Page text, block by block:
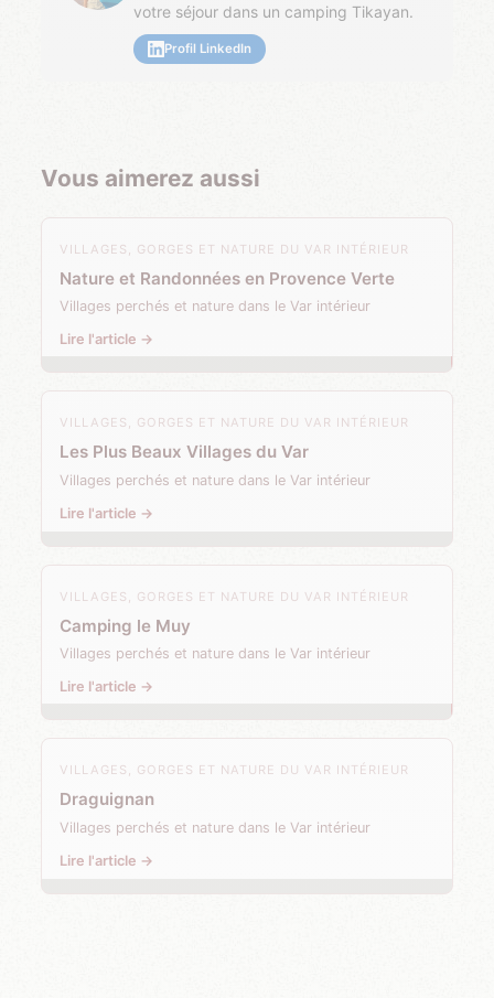
votre séjour dans un camping Tikayan.
Profil LinkedIn
Vous aimerez aussi
VILLAGES, GORGES ET NATURE DU VAR INTÉRIEUR
Nature et Randonnées en Provence Verte
Villages perchés et nature dans le Var intérieur
Lire l'article →
VILLAGES, GORGES ET NATURE DU VAR INTÉRIEUR
Les Plus Beaux Villages du Var
Villages perchés et nature dans le Var intérieur
Lire l'article →
VILLAGES, GORGES ET NATURE DU VAR INTÉRIEUR
Camping le Muy
Villages perchés et nature dans le Var intérieur
Lire l'article →
VILLAGES, GORGES ET NATURE DU VAR INTÉRIEUR
Draguignan
Villages perchés et nature dans le Var intérieur
Lire l'article →